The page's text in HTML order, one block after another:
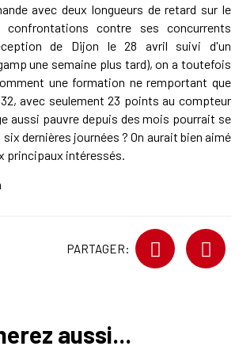
avec deux longueurs de retard sur le
contre ses concurrents
de Dijon le 28 avril suivi d'un
une semaine plus tard), on a toutefois
une formation ne remportant que
avec seulement 23 points au compteur
aussi pauvre depuis des mois pourrait se
dernières journées ? On aurait bien aimé
principaux intéressés.
PARTAGER:
aussi...